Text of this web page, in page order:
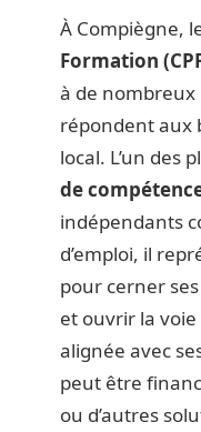
À Compiègne,
Formation
à de
répondent aux
local. L’un des
de
indépendants
d’emploi, il
pour cerner
et ouvrir la
alignée avec
peut être
ou d’autres